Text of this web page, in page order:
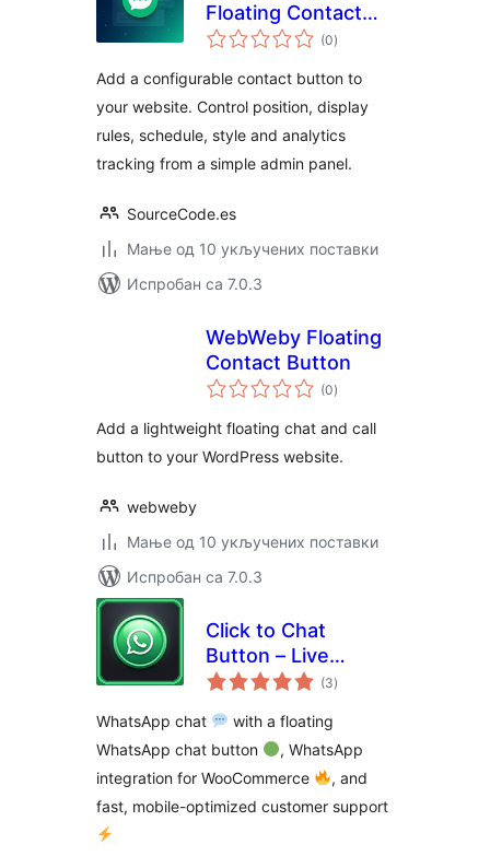
Floating Contact
Widget
(0укупних
оцена
)
Add a configurable contact button to
your website. Control position, display
rules, schedule, style and analytics
tracking from a simple admin panel.
SourceCode.es
Мање од 10 укључених поставки
Испробан са 7.0.3
WebWeby Floating
Contact Button
(0укупних
оцена
)
Add a lightweight floating chat and call
button to your WordPress website.
webweby
Мање од 10 укључених поставки
Испробан са 7.0.3
Click to Chat
Button – Live
Customer
Support &
Conversions for
WooCommerce
(3укупних
оцена
)
WhatsApp chat
with a floating
WhatsApp chat button
, WhatsApp
integration for WooCommerce
, and
fast, mobile-optimized customer support